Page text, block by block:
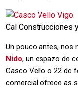
Cal Construcciones
Un pouco antes, nos
Nido, un espazo de
Casco Vello o 22 de
comercial ofrece as